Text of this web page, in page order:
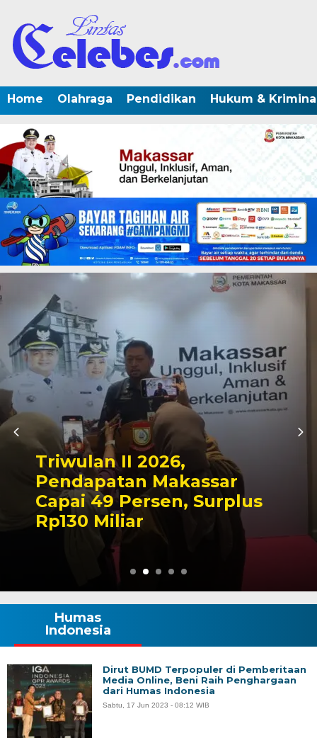
Home Olahraga Pendidikan Hukum &
Kapolres Wajo Ziarah ke
Makam La Maddukkelleng,
Tegaskan Komitmen
Mengabdi untuk Tanah
Wajo
Humas
Indonesia
Dirut BUMD Terpopuler di Pemberitaan
Media Online, Beni Raih Penghargaan
dari Humas Indonesia
Sabtu, 17 Jun 2023 - 08:12 WIB